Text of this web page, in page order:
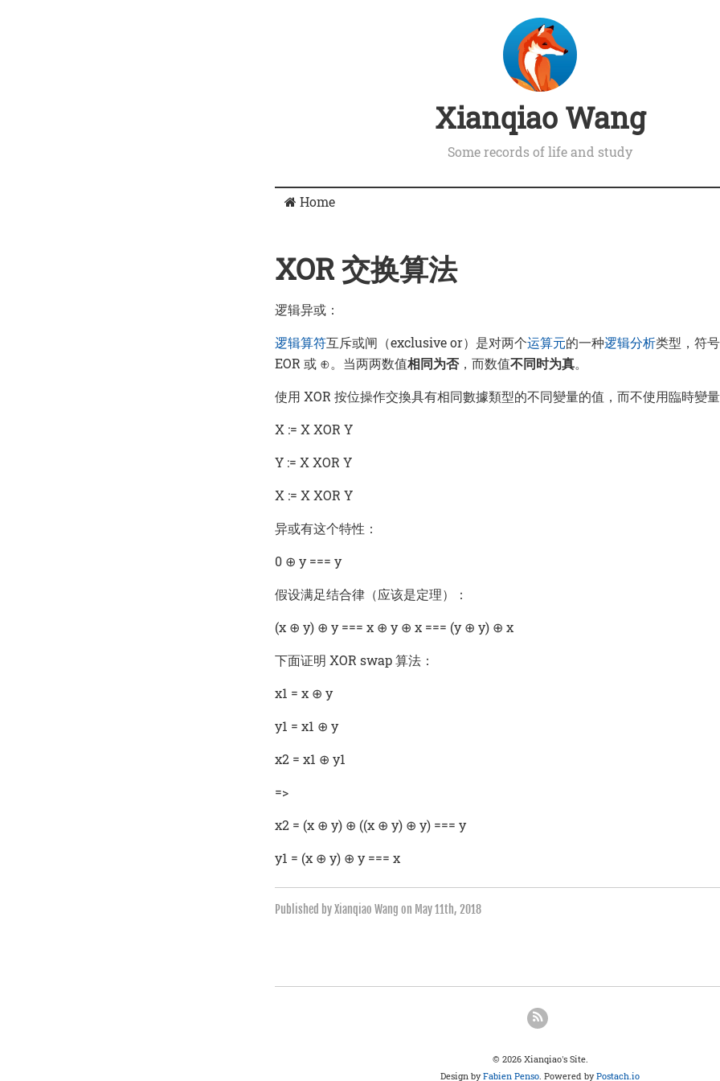
Xianqiao Wang
Some records of life and study
Home
XOR 交换算法
逻辑异或：
逻辑算符互斥或闸（exclusive or）是对两个运算元的一种逻辑分析类型，符
EOR 或 ⊕。当两两数值相同为否，而数值不同时为真。
使用 XOR 按位操作交換具有相同數據類型的不同變量的值，而不使用臨時變量
X := X XOR Y
Y := X XOR Y
X := X XOR Y
异或有这个特性：
0 ⊕ y === y
假设满足结合律（应该是定理）：
(x ⊕ y) ⊕ y === x ⊕ y ⊕ x === (y ⊕ y) ⊕ x
下面证明 XOR swap算法：
x1 = x ⊕ y
y1 = x1 ⊕ y
x2 = x1 ⊕ y1
=>
x2 = (x ⊕ y) ⊕ ((x ⊕ y) ⊕ y) === y
y1 = (x ⊕ y) ⊕ y === x
Published by Xianqiao Wang on May 11th, 2018
© 2026 Xianqiao's Site.
Design byFabien Penso. Powered byPostach.io